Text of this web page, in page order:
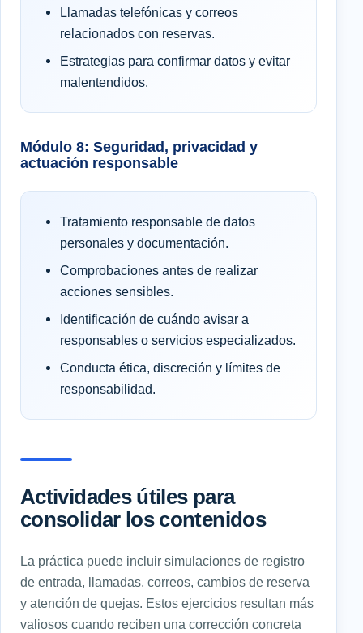
Llamadas telefónicas y correos
relacionados con reservas.
Estrategias para confirmar datos y evitar
malentendidos.
Módulo 8: Seguridad, privacidad y
actuación responsable
Tratamiento responsable de datos
personales y documentación.
Comprobaciones antes de realizar
acciones sensibles.
Identificación de cuándo avisar a
responsables o servicios especializados.
Conducta ética, discreción y límites de
responsabilidad.
Actividades útiles para
consolidar los contenidos
La práctica puede incluir simulaciones de registro
de entrada, llamadas, correos, cambios de reserva
y atención de quejas. Estos ejercicios resultan más
valiosos cuando reciben una corrección concreta